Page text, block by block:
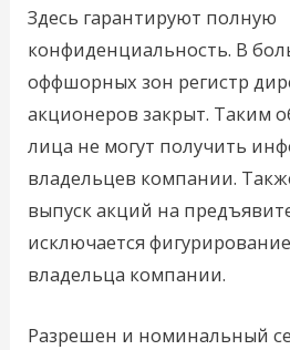
Здесь гарантируют полную
конфиденциальность. В
оффшорных зон регистр
акционеров закрыт. Таким
лица не могут получить
владельцев компании.
выпуск акций на
исключается
владельца компании.
Разрешен и номинальный